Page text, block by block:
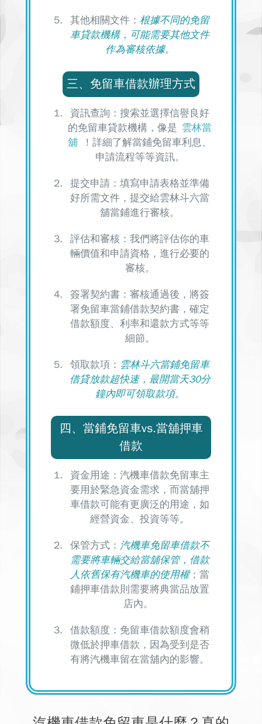
其他相關文件： 根據不同的免留
車貸款機構，可能需要其他文件
作為審核依據。
三、免留車借款辦理方式
資訊查詢：搜索並選擇信譽良好
的免留車貸款機構，像是 雲林當
舖
！ 詳細了解當鋪免留車利息、
申請流程等等資訊。
提交申請：填寫申請表格並準備
好所需文件，提交給雲林斗六當
舖當鋪進行審核。
評估和審核：我們將評估你的車
輛價值和申請資格，進行必要的
審核。
簽署契約書：審核通過後，將簽
署免留車當鋪借款契約書，確定
借款額度、利率和還款方式等等
細節。
領取款項： 雲林斗六當鋪免留車
借貸放款超快速，最開當天30分
鐘內即可領取款項。
四、當鋪免留車vs.當舖押車
借款
資金用途： 汽機車借款免留車主
要用於緊急資金需求 ，而當舖押
車借款可能有更廣泛的用途，如
經營資金、投資等等。
保管方式： 汽機車免留車借款不
需要將車輛交給當舖保管，借款
人依舊保有汽機車的使用權；當
鋪押車借款則需要將典當品放置
店內。
借款額度：免留車借款額度會稍
微低於押車借款，因為受到是否
有將汽機車留在當舖內的影響。